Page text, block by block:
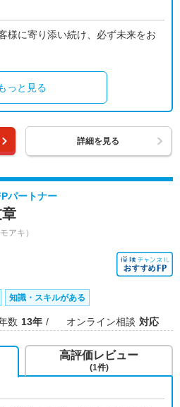
様に寄り添い続け、必ず未来をお
っと見る
詳細を見る
パートナー
アキ）
知識・スキルがある
数 13年 オンライン相談 対応
高評価レビュー
(1件)